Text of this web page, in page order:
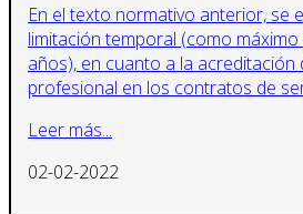
En el texto normativo anterior, se
limitación temporal (como
años), en cuanto a la acreditación
profesional en los contratos de
Leer más...
02-02-2022